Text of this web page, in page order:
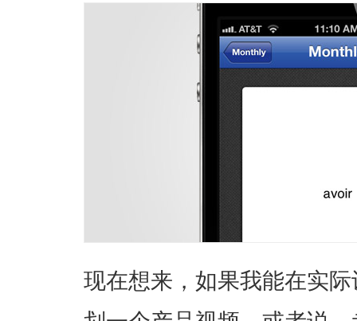
现在想来，如果我能在实